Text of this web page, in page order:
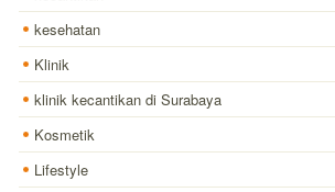
kesehatan
Klinik
klinik kecantikan di Surabaya
Kosmetik
Lifestyle